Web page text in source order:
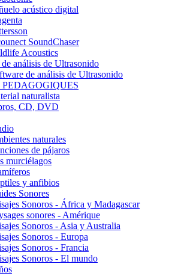
acústico digital
SoundChaser
Acoustics
análisis de Ultrasonido
de análisis de Ultrasonido
naturalista
CD, DVD
naturales
de pájaros
murciélagos
y anfibios
Sonores
Sonoros - África y Madagascar
sonores - Amérique
Sonoros - Asia y Australia
Sonoros - Europa
Sonoros - Francia
Sonoros - El mundo